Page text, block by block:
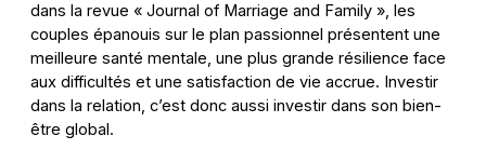
dans la revue « Journal of Marriage and Family », les
couples épanouis sur le plan passionnel présentent une
meilleure santé mentale, une plus grande résilience face
aux difficultés et une satisfaction de vie accrue. Investir
dans la relation, c’est donc aussi investir dans son bien-
être global.